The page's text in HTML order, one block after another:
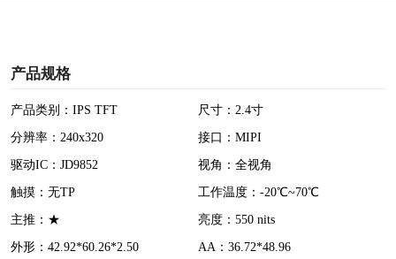
产品规格
产品类别：IPS TFT
尺寸：2.4寸
分辨率：240x320
接口：MIPI
驱动IC：JD9852
视角：全视角
触摸：无TP
工作温度：-20℃~70℃
主推：★
亮度：550 nits
外形：42.92*60.26*2.50
AA：36.72*48.96